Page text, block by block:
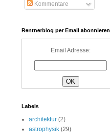
Kommentare
Rentnerblog per Email abonnieren
Email Adresse:
Labels
architektur (2)
astrophysik (29)